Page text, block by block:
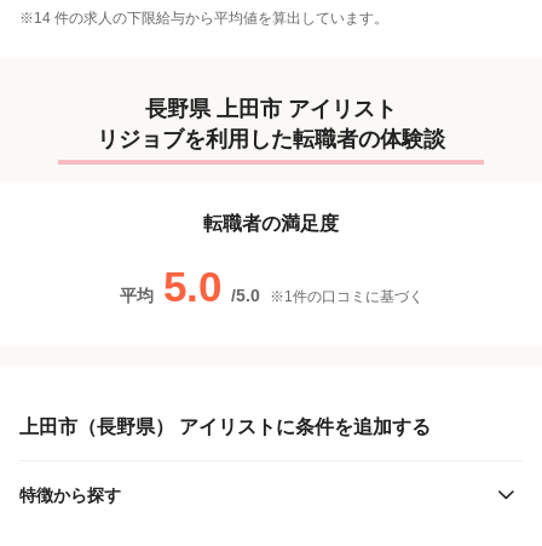
※14 件の求人の下限給与から平均値を算出しています。
長野県 上田市 アイリスト
リジョブを利用した転職者の体験談
転職者の満足度
平均 5.0 /5.0 ※1件の口コミに基づく
上田市（長野県） アイリストに条件を追加する
特徴から探す